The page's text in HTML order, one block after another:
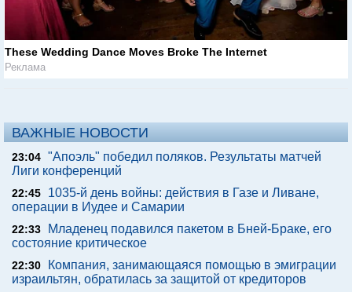
These Wedding Dance Moves Broke The Internet
Реклама
ВАЖНЫЕ НОВОСТИ
23:04 "Апоэль" победил поляков. Результаты матчей
Лиги конференций
22:45
1035-й день войны: действия в Газе и Ливане,
операции в Иудее и Самарии
22:33
Младенец подавился пакетом в Бней-Браке, его
состояние критическое
22:30
Компания, занимающаяся помощью в эмиграции
израильтян, обратилась за защитой от кредиторов